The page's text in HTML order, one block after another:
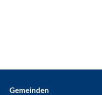
Gemeinden